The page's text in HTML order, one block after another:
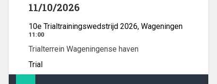
11/10/2026
10e Trialtrainingswedstrijd 2026, Wageningen
11:00
Trialterrein Wageningense haven
Trial